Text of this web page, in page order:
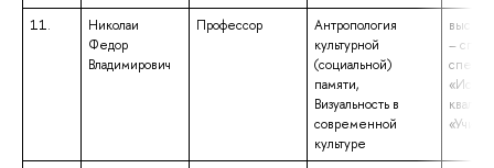
11.
Николаи
Федор
Владимирович
Профессор
Антропология
культурной
(социальной)
памяти,
Визуальность в
современной
культуре
–